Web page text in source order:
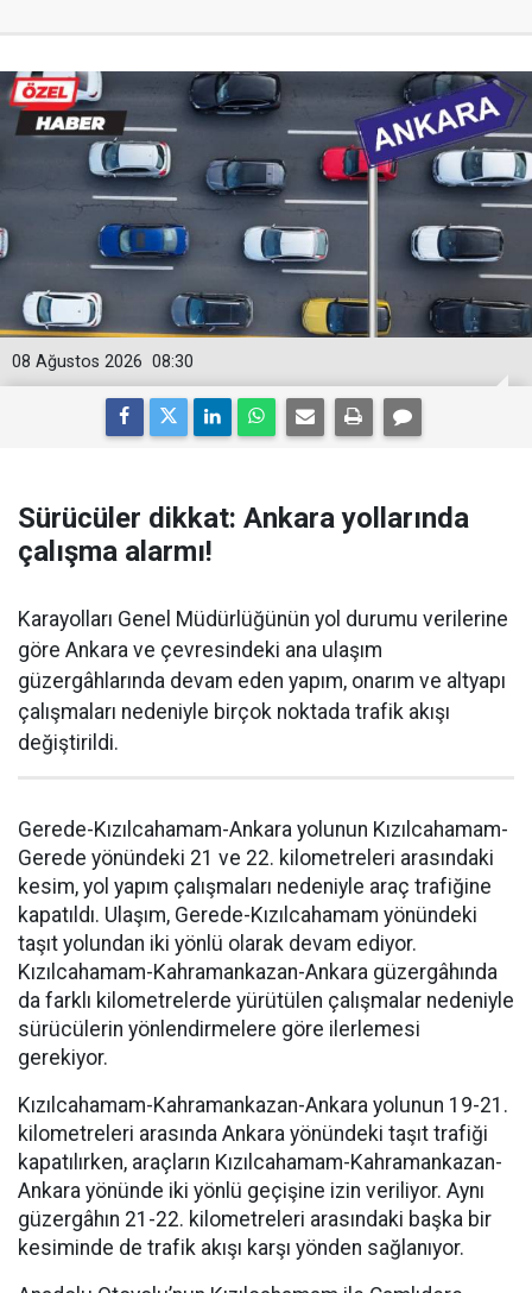
08:30
08 Ağustos 2026
Sürücüler dikkat: Ankara yollarında
çalışma alarmı!
Karayolları Genel Müdürlüğünün yol durumu verilerine
göre Ankara ve çevresindeki ana ulaşım
güzergâhlarında devam eden yapım, onarım ve altyapı
çalışmaları nedeniyle birçok noktada trafik akışı
değiştirildi.
Gerede-Kızılcahamam-Ankara yolunun Kızılcahamam-
Gerede yönündeki 21 ve 22. kilometreleri arasındaki
kesim, yol yapım çalışmaları nedeniyle araç trafiğine
kapatıldı. Ulaşım, Gerede-Kızılcahamam yönündeki
taşıt yolundan iki yönlü olarak devam ediyor.
Kızılcahamam-Kahramankazan-Ankara güzergâhında
da farklı kilometrelerde yürütülen çalışmalar nedeniyle
sürücülerin yönlendirmelere göre ilerlemesi
gerekiyor.
Kızılcahamam-Kahramankazan-Ankara yolunun 19-21.
kilometreleri arasında Ankara yönündeki taşıt trafiği
kapatılırken, araçların Kızılcahamam-Kahramankazan-
Ankara yönünde iki yönlü geçişine izin veriliyor. Aynı
güzergâhın 21-22. kilometreleri arasındaki başka bir
kesiminde de trafik akışı karşı yönden sağlanıyor.